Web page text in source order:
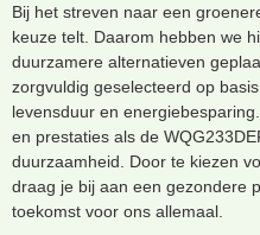
Bij het streven naar een
keuze telt. Daarom hebben we
duurzamere alternatieven
zorgvuldig geselecteerd op
levensduur en
en prestaties als de
duurzaamheid. Door te kiezen
draag je bij aan een gezondere
toekomst voor ons allemaal.